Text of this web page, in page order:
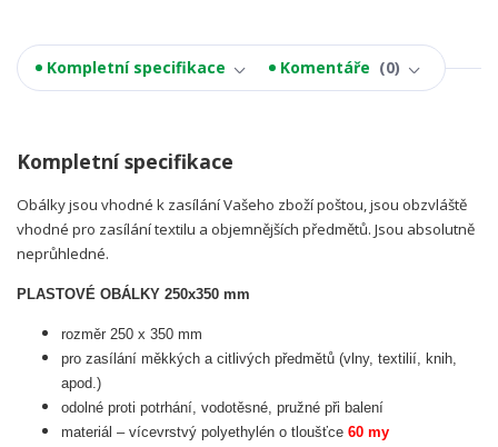
Kompletní specifikace Komentáře 0
Kompletní specifikace
Obálky jsou vhodné k zasílání Vašeho zboží poštou, jsou obzvláště
vhodné pro zasílání textilu a objemnějších předmětů. Jsou absolutně
neprůhledné.
PLASTOVÉ OBÁLKY 250x350 mm
rozměr 250 x 350 mm
pro zasílání měkkých a citlivých předmětů (vlny, textilií, knih,
apod.)
odolné proti potrhání, vodotěsné, pružné při balení
materiál – vícevrstvý polyethylén o tloušťce 60 my